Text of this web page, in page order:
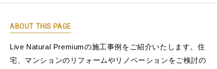
ABOUT THIS PAGE
Live Natural Premiumの施工事例をご紹介いたします。住
宅、マンションのリフォームやリノベーションをご検討の